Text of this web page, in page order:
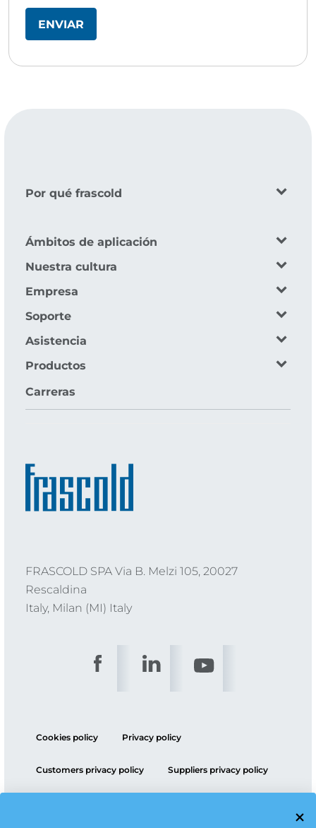
Por qué frascold
Ámbitos de aplicación
Nuestra cultura
Empresa
Soporte
Asistencia
Productos
Carreras
FRASCOLD SPA Via B. Melzi 105, 20027
Rescaldina
Italy, Milan (MI) Italy
Cookies policy Privacy policy
Customers privacy policy Suppliers privacy policy